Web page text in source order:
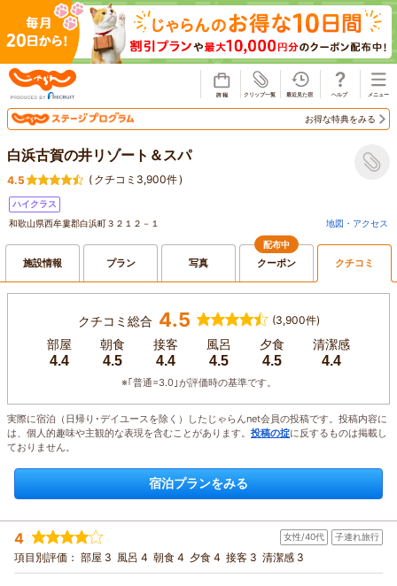
お得な特典をみる
白浜古賀の井リゾート＆スパ
4.5 ( クチコミ3,900件)
ハイクラス
和歌山県西牟婁郡白浜町３２１２－１
地図・アクセス
施設情報 プラン 写真
配布中
クーポン クチコミ
クチコミ総合 4.5 (3,900件)
部屋
4.4
朝食
4.5
接客
4.4
風呂
4.5
夕食
4.5
清潔感
4.4
※｢普通=3.0｣が評価時の基準です。
実際に宿泊（日帰り･デイユースを除く）したじゃらんnet会員の投稿です。投稿内容に
は、個人的趣味や主観的な表現を含むことがあります。 投稿の掟に反するものは掲載し
ておりません。
宿泊プランをみる
4 女性/40代 子連れ旅行
項目別評価： 部屋 3 風呂 4 朝食 4 夕食 4 接客 3 清潔感 3